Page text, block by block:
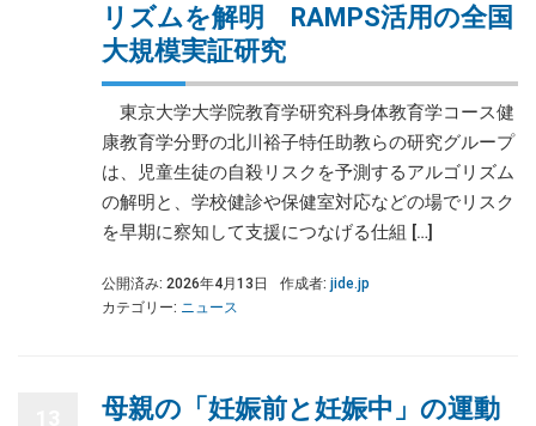
リズムを解明 RAMPS活用の全国
大規模実証研究
東京大学大学院教育学研究科身体教育学コース健
康教育学分野の北川裕子特任助教らの研究グループ
は、児童生徒の自殺リスクを予測するアルゴリズム
の解明と、学校健診や保健室対応などの場でリスク
を早期に察知して支援につなげる仕組 […]
公開済み: 2026年4月13日 作成者: jide.jp
カテゴリー: ニュース
母親の「妊娠前と妊娠中」の運動